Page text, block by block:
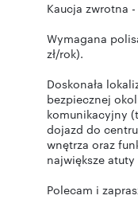
Kaucja zwrotna
Wymagana
zł/rok).
Doskonała
bezpiecznej
komunikacyjny
dojazd do
wnętrza oraz
największe
Polecam i